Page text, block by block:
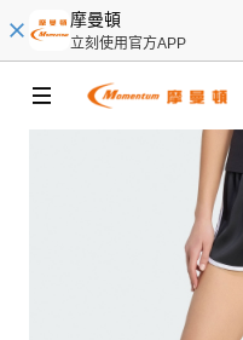
摩曼頓
立刻使用官方APP